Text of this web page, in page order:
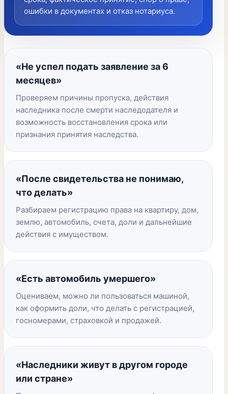
ошибки в документах и отказ нотариуса.
«Не успел подать заявление за 6
месяцев»
Проверяем причины пропуска, действия
наследника после смерти наследодателя и
возможность восстановления срока или
признания принятия наследства.
«После свидетельства не понимаю,
что делать»
Разбираем регистрацию права на квартиру, дом,
землю, автомобиль, счета, доли и дальнейшие
действия с имуществом.
«Есть автомобиль умершего»
Оцениваем, можно ли пользоваться машиной,
как оформить доли, что делать с регистрацией,
госномерами, страховкой и продажей.
«Наследники живут в другом городе
или стране»